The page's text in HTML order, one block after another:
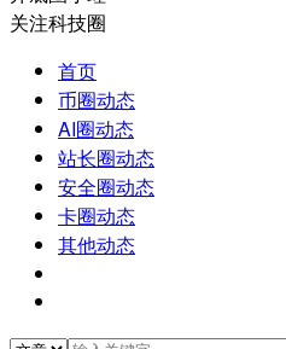
关注科技圈
首页
币圈动态
AI圈动态
站长圈动态
安全圈动态
卡圈动态
其他动态